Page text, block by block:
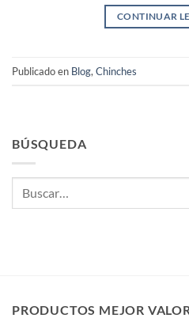
CONTINUAR
Publicado en Blog, Chinches
BÚSQUEDA
PRODUCTOS MEJOR